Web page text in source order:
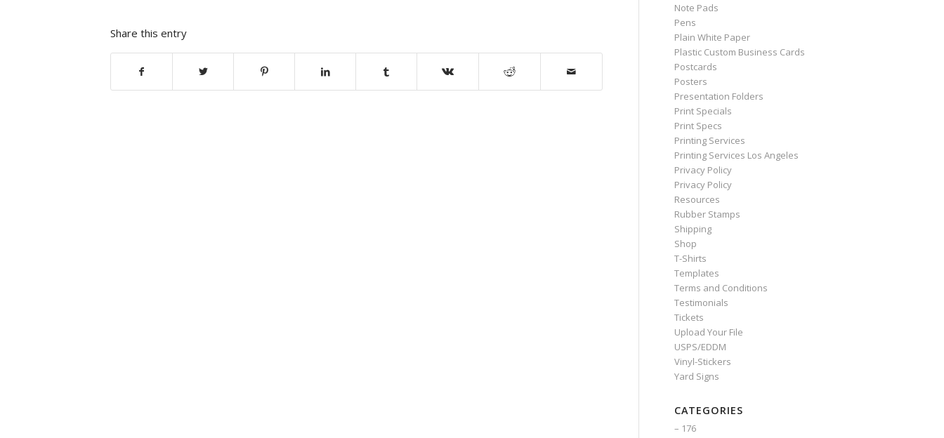
Share this entry
Note Pads
Pens
Plain White Paper
Plastic Custom Business Cards
Postcards
Posters
Presentation Folders
Print Specials
Print Specs
Printing Services
Printing Services Los Angeles
Privacy Policy
Privacy Policy
Resources
Rubber Stamps
Shipping
Shop
T-Shirts
Templates
Terms and Conditions
Testimonials
Tickets
Upload Your File
USPS/EDDM
Vinyl-Stickers
Yard Signs
CATEGORIES
– 176